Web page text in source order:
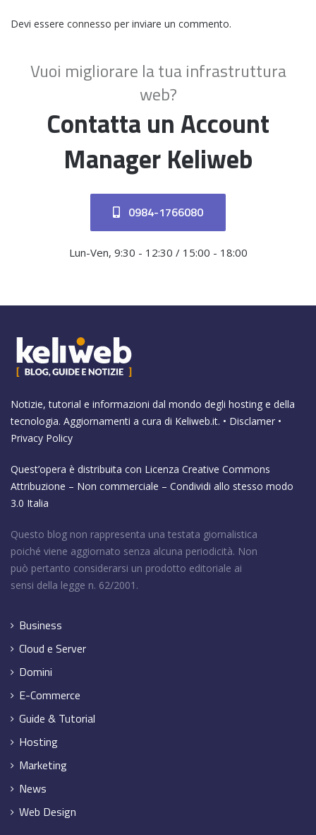
Devi essere connesso per inviare un commento.
Vuoi migliorare la tua infrastruttura
web?
Contatta un Account
Manager Keliweb
0984-1766080
Lun-Ven, 9:30 - 12:30 / 15:00 - 18:00
Notizie, tutorial e informazioni dal mondo degli hosting e della
tecnologia. Aggiornamenti a cura di Keliweb.it. • Disclamer •
Privacy Policy
Quest’opera è distribuita con Licenza Creative Commons
Attribuzione – Non commerciale – Condividi allo stesso modo
3.0 Italia
Questo blog non rappresenta una testata giornalistica
poiché viene aggiornato senza alcuna periodicità. Non
può pertanto considerarsi un prodotto editoriale ai
sensi della legge n. 62/2001.
Business
Cloud e Server
Domini
E-Commerce
Guide & Tutorial
Hosting
Marketing
News
Web Design